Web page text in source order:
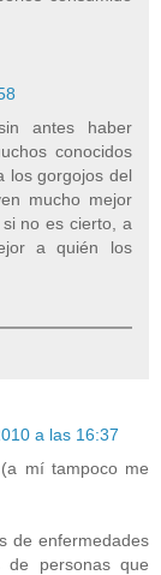
antes haber
conocidos
los gorgojos del
mucho mejor
no es cierto, a
a quién los
a las 16:37
mí tampoco me
de enfermedades
de personas que